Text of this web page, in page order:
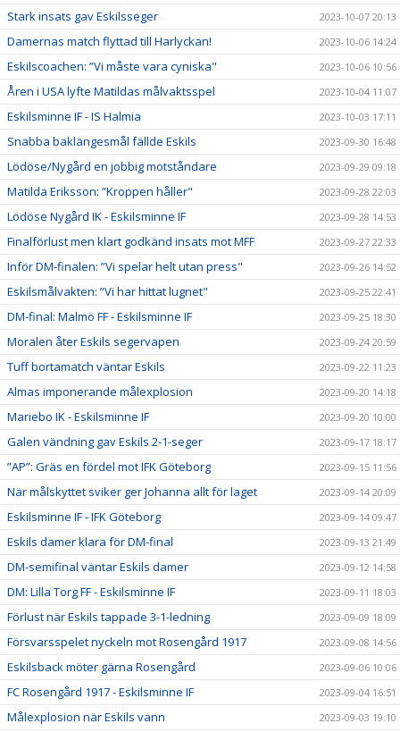
Stark insats gav Eskilsseger 2023-10-07 20:13
Damernas match flyttad till Harlyckan! 2023-10-06 14:24
Eskilscoachen: ”Vi måste vara cyniska" 2023-10-06 10:56
Åren i USA lyfte Matildas målvaktsspel 2023-10-04 11:07
Eskilsminne IF - IS Halmia 2023-10-03 17:11
Snabba baklängesmål fällde Eskils 2023-09-30 16:48
Lödöse/Nygård en jobbig motståndare 2023-09-29 09:18
Matilda Eriksson: ”Kroppen håller" 2023-09-28 22:03
Lödöse Nygård IK - Eskilsminne IF 2023-09-28 14:53
Finalförlust men klart godkänd insats mot MFF 2023-09-27 22:33
Inför DM-finalen: ”Vi spelar helt utan press" 2023-09-26 14:52
Eskilsmålvakten: ”Vi har hittat lugnet" 2023-09-25 22:41
DM-final: Malmö FF - Eskilsminne IF 2023-09-25 18:30
Moralen åter Eskils segervapen 2023-09-24 20:59
Tuff bortamatch väntar Eskils 2023-09-22 11:23
Almas imponerande målexplosion 2023-09-20 14:18
Mariebo IK - Eskilsminne IF 2023-09-20 10:00
Galen vändning gav Eskils 2-1-seger 2023-09-17 18:17
”AP”: Gräs en fördel mot IFK Göteborg 2023-09-15 11:56
När målskyttet sviker ger Johanna allt för laget 2023-09-14 20:09
Eskilsminne IF - IFK Göteborg 2023-09-14 09:47
Eskils damer klara för DM-final 2023-09-13 21:49
DM-semifinal väntar Eskils damer 2023-09-12 14:58
DM: Lilla Torg FF - Eskilsminne IF 2023-09-11 18:03
Förlust när Eskils tappade 3-1-ledning 2023-09-09 18:09
Försvarsspelet nyckeln mot Rosengård 1917 2023-09-08 14:56
Eskilsback möter gärna Rosengård 2023-09-06 10:06
FC Rosengård 1917 - Eskilsminne IF 2023-09-04 16:51
Målexplosion när Eskils vann 2023-09-03 19:10